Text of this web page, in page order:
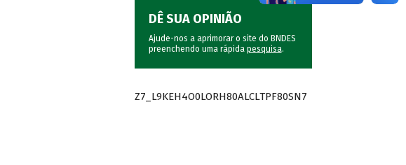
DÊ SUA OPINIÃO
Ajude-nos a aprimorar o site do BNDES
preenchendo uma rápida pesquisa.
Z7_L9KEH4O0LORH80ALCLTPF80SN7